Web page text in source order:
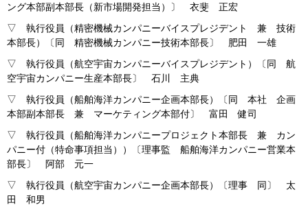
ング本部副本部長（新市場開発担当）〕 衣斐 正宏
▽ 執行役員（精密機械カンパニーバイスプレジデント 兼 技術
本部長）〔同 精密機械カンパニー技術本部長〕 肥田 一雄
▽ 執行役員（航空宇宙カンパニーバイスプレジデント）〔同 航
空宇宙カンパニー生産本部長〕 石川 主典
▽ 執行役員（船舶海洋カンパニー企画本部長）〔同 本社 企画
本部副本部長 兼 マーケティング本部付〕 富田 健司
▽ 執行役員（船舶海洋カンパニープロジェクト本部長 兼 カン
パニー付（特命事項担当））〔理事監 船舶海洋カンパニー営業本
部長〕 阿部 元一
▽ 執行役員（航空宇宙カンパニー企画本部長）〔理事 同〕 太
田 和男